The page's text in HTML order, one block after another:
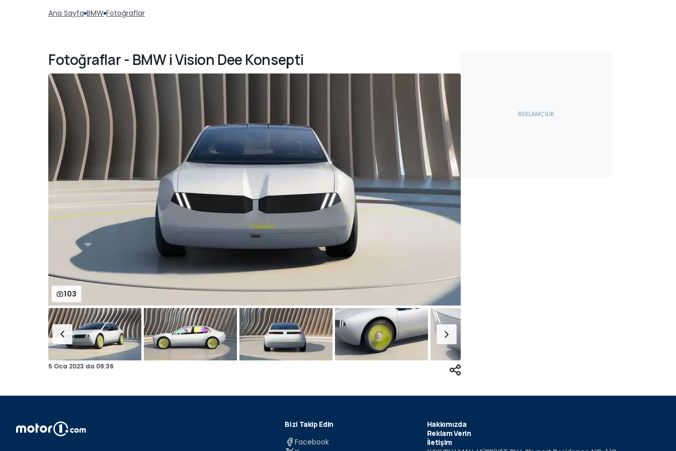
Ana Sayfa BMW Fotoğraflar
Fotoğraflar - BMW i Vision Dee Konsepti
103
5 Oca 2023 da 09:36
Bizi Takip Edin
Facebook
Hakkımızda
Reklam Verin
İletişim